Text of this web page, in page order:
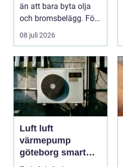
än att bara byta olja
och bromsbelägg. För
många bilägare i oc...
08 juli 2026
Luft luft
värmepump
göteborg smart
värme för